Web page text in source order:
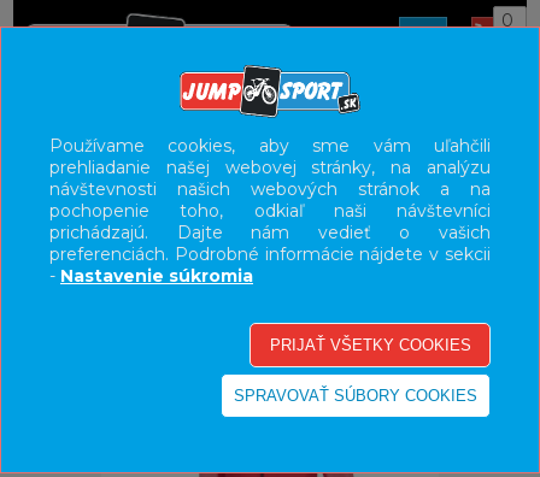
0
UŽÍVATEĽSKÝ PANEL
KATEGÓRIE
HLAVNÉ MENU
Používame cookies, aby sme vám uľahčili
prehliadanie našej webovej stránky, na analýzu
návštevnosti našich webových stránok a na
pochopenie toho, odkiaľ naši návštevníci
prichádzajú. Dajte nám vedieť o vašich
preferenciách. Podrobné informácie nájdete v sekcii
- Nastavenie súkromia